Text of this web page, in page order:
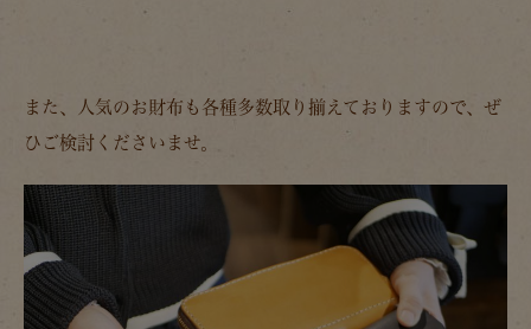
また、人気のお財布も各種多数取り揃えておりますので、ぜ
ひご検討くださいませ。